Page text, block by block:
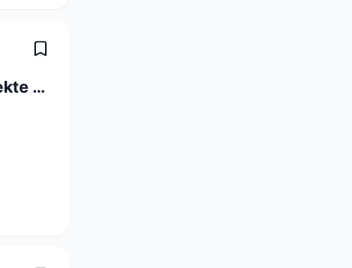
ICT-Projektleiter/-in Digitalisierungsprojekte 60-100 %